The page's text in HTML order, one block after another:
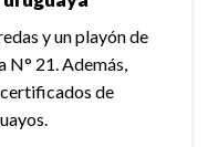
y un playón de
N° 21. Además,
de